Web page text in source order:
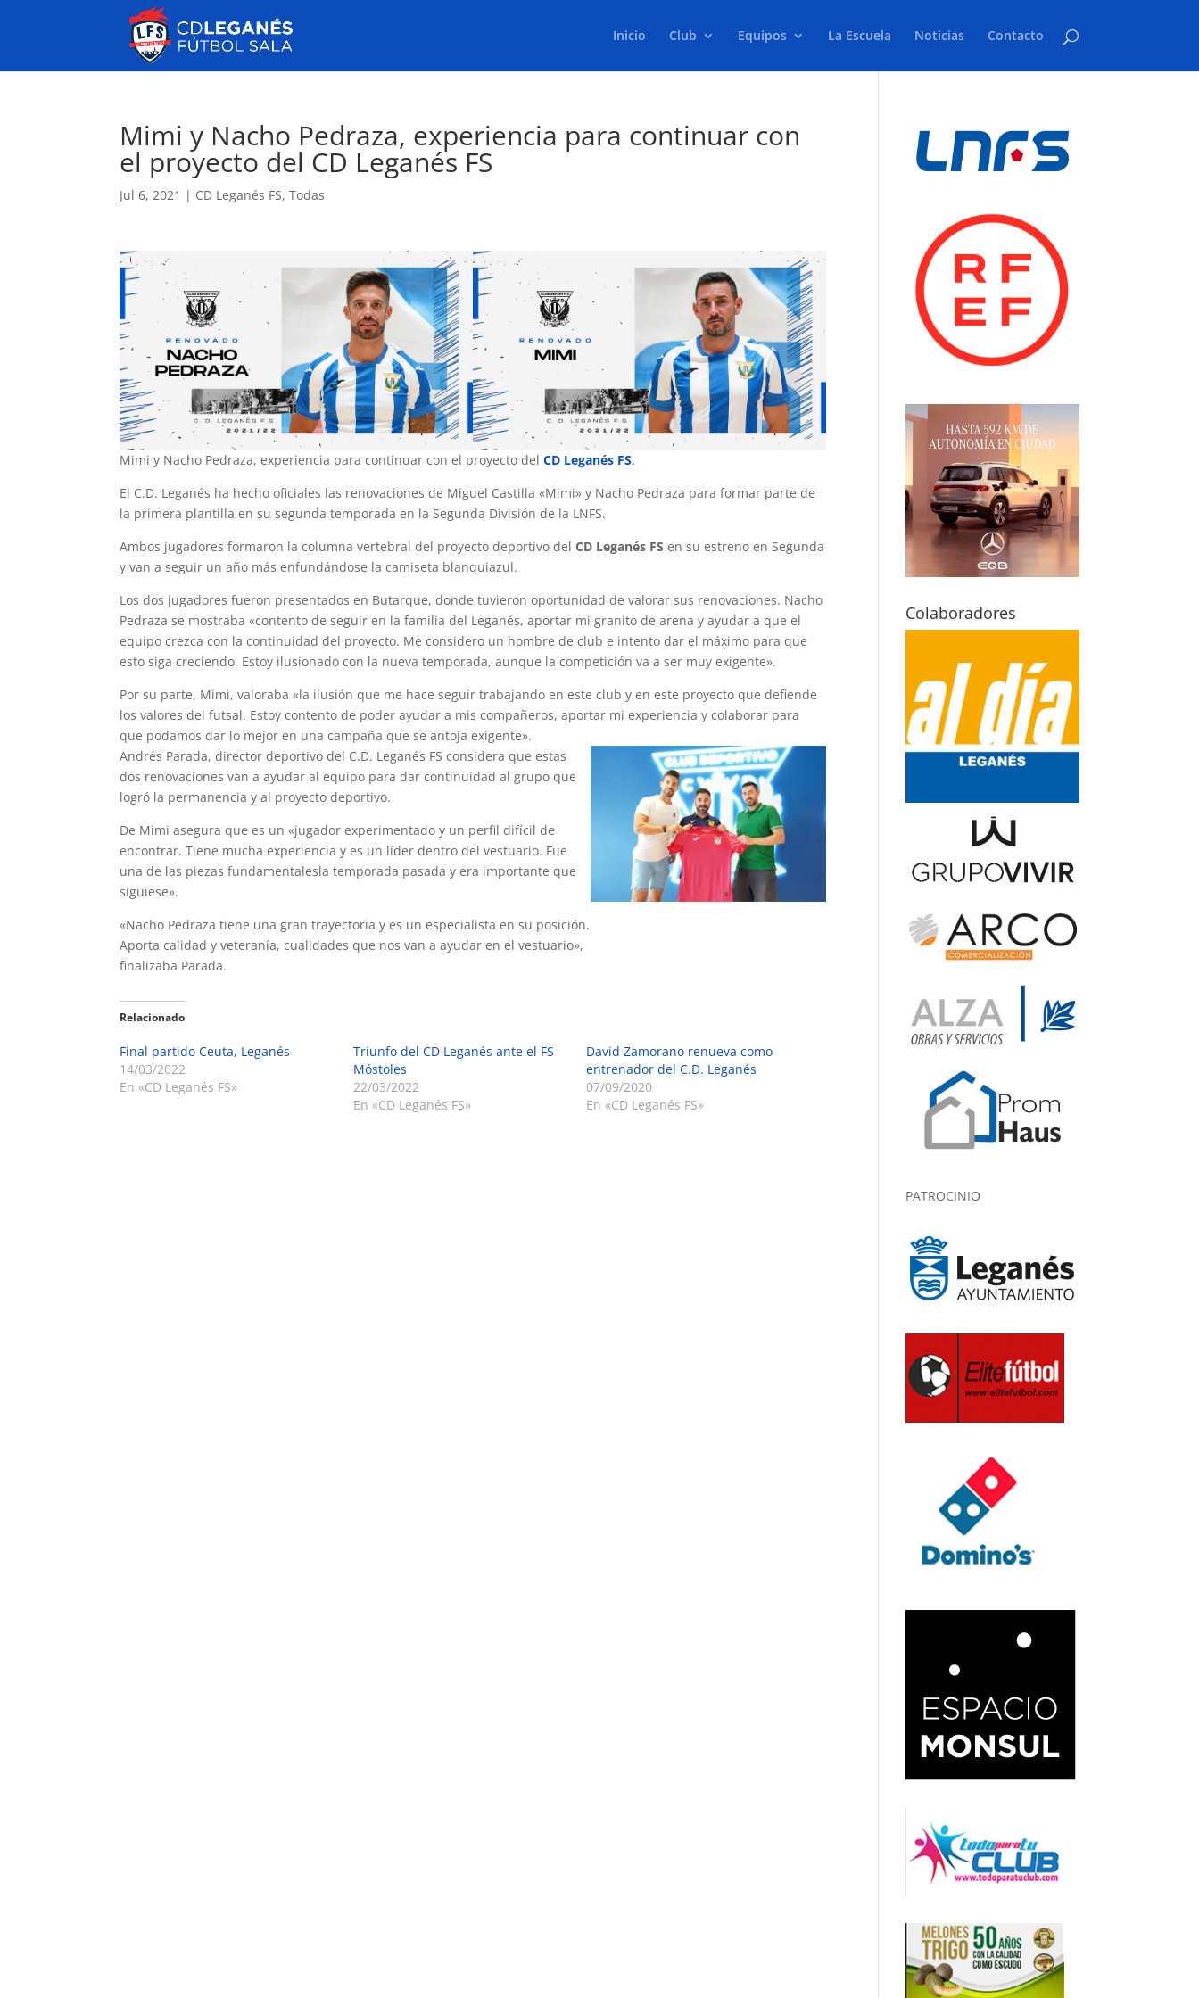
Inicio Club Equipos La Escuela Noticias Contacto
Mimi y Nacho Pedraza, experiencia para continuar con
el proyecto del CD Leganés FS
Jul 6, 2021 | CD Leganés FS,Todas
Mimi y Nacho Pedraza, experiencia para continuar con el proyecto delCD Leganés FS.
El C.D. Leganés ha hecho oficiales las renovaciones de Miguel Castilla «Mimi» y Nacho Pedraza para formar parte de
la primera plantilla en su segunda temporada en la Segunda División de la LNFS.
Ambos jugadores formaron la columna vertebral del proyecto deportivo delCD Leganés FS en su estreno en Segunda
y van a seguir un año más enfundándose la camiseta blanquiazul.
Los dos jugadores fueron presentados en Butarque, donde tuvieron oportunidad de valorar sus renovaciones. Nacho
Pedraza se mostraba «contento de seguir en la familia del Leganés, aportar mi granito de arena y ayudar a que el
equipo crezca con la continuidad del proyecto. Me considero un hombre de club e intento dar el máximo para que
esto siga creciendo. Estoy ilusionado con la nueva temporada, aunque la competición va a ser muy exigente».
Por su parte, Mimi, valoraba «la ilusión que me hace seguir trabajando en este club y en este proyecto que defiende
los valores del futsal. Estoy contento de poder ayudar a mis compañeros, aportar mi experiencia y colaborar para
que podamos dar lo mejor en una campaña que se antoja exigente».
Andrés Parada, director deportivo del C.D. Leganés FS considera que estas
dos renovaciones van a ayudar al equipo para dar continuidad al grupo que
logró la permanencia y al proyecto deportivo.
De Mimi asegura que es un «jugador experimentado y un perfil difícil de
encontrar. Tiene mucha experiencia y es un líder dentro del vestuario. Fue
una de las piezas fundamentalesla temporada pasada y era importante que
siguiese».
«Nacho Pedraza tiene una gran trayectoria y es un especialista en su posición.
Aporta calidad y veteranía, cualidades que nos van a ayudar en el vestuario»,
finalizaba Parada.
Relacionado
Final partido Ceuta, Leganés
14/03/2022
En «CD Leganés FS»
Triunfo del CD Leganés ante el FS
Móstoles
22/03/2022
En «CD Leganés FS»
David Zamorano renueva como
entrenador del C.D. Leganés
07/09/2020
En «CD Leganés FS»
Colaboradores
PATROCINIO